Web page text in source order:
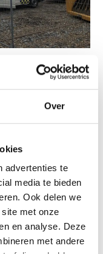
Over
advertenties te
media te bieden
Ook delen we
met onze
en analyse. Deze
met andere
de